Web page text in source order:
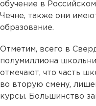
обучение в
Чечне, также они
образование.
Отметим, всего в
полумиллиона
отмечают, что часть
во вторую смену,
курсы. Большинство